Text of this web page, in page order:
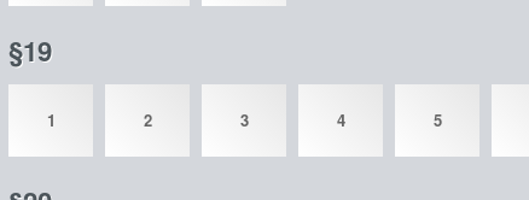
§19
1 2 3 4 5